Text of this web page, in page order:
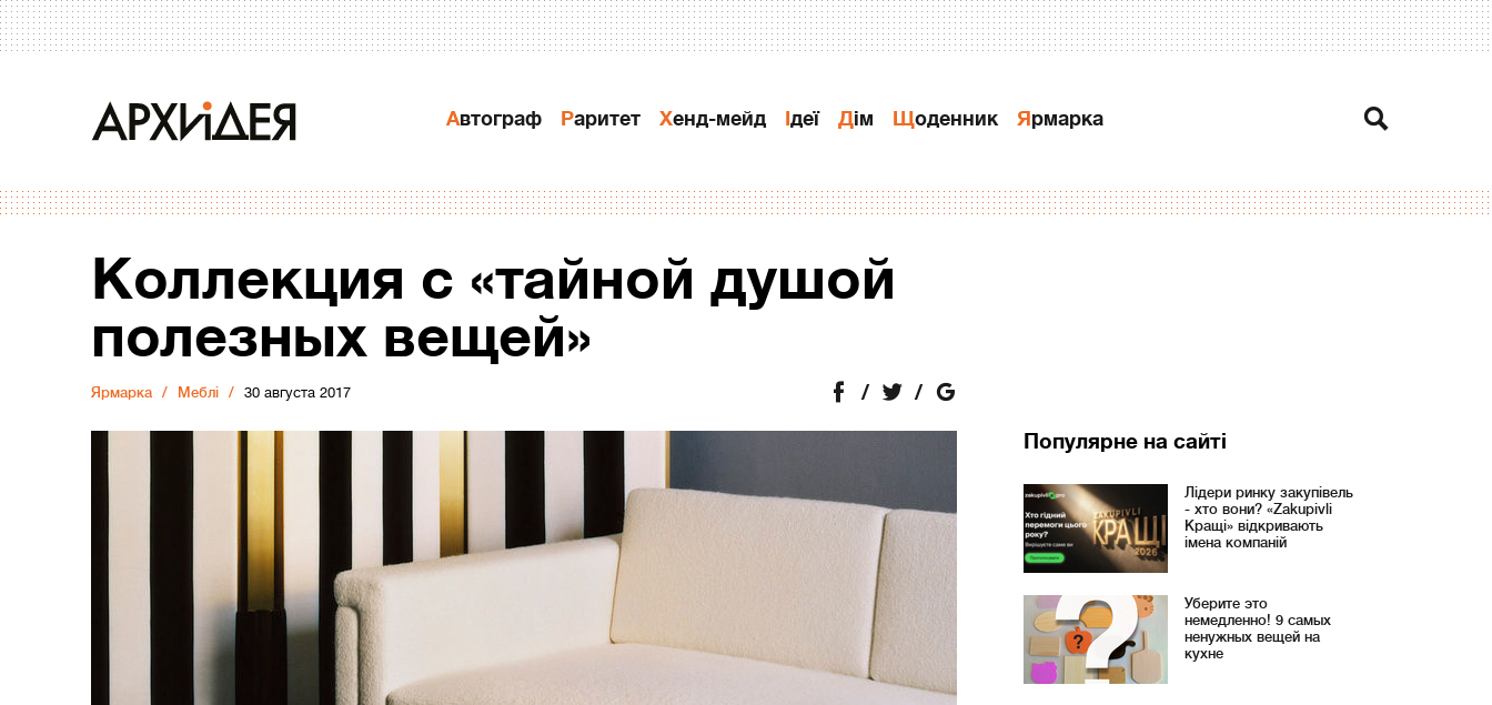
Автограф Раритет Хенд-мейд Ідеї Дiм Щоденник Ярмарка
Коллекция с «тайной душой
полезных вещей»
Ярмарка Меблі 30 августа 2017
Популярне на сайті
Лідери ринку закупівель
- хто вони? «Zakupivli
Кращі» відкривають
імена компаній
Уберите это
немедленно! 9 самых
ненужных вещей на
кухне